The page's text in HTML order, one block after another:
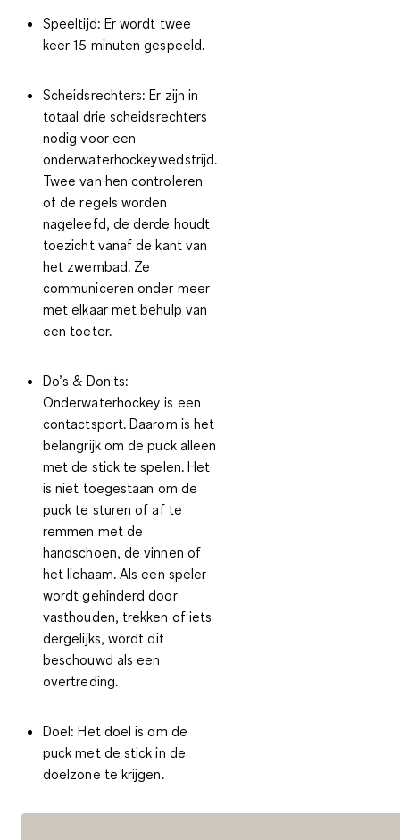
Speeltijd: Er wordt twee
keer 15 minuten gespeeld.
Scheidsrechters:Er zijn in
totaal drie scheidsrechters
nodig voor een
onderwaterhockeywedstrijd.
Twee van hen controleren
of de regels worden
nageleefd, de derde houdt
toezicht vanaf de kant van
het zwembad. Ze
communiceren onder meer
met elkaar met behulp van
een toeter.
Do’s & Don'ts:
Onderwaterhockey is een
contactsport. Daarom is het
belangrijk om de puck alleen
met de stick te spelen. Het
is niet toegestaan om de
puck te sturen of af te
remmen met de
handschoen, de vinnen of
het lichaam. Als een speler
wordt gehinderd door
vasthouden, trekken of iets
dergelijks, wordt dit
beschouwd als een
overtreding.
Doel:Het doel is om de
puck met de stick in de
doelzone te krijgen.